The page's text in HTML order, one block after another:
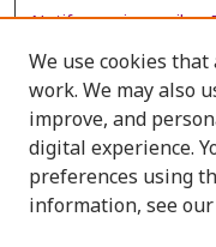
Notify me via email or
Browse
Collections
Disciplines
Authors
We use cookies
work. We may also
improve, and
digital experience.
preferences using
information, see our